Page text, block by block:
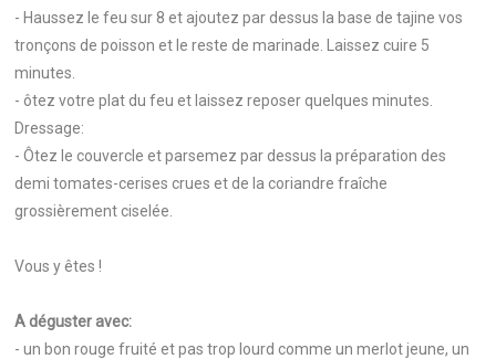
- Haussez le feu sur 8 et ajoutez par dessus la base de tajine vos
tronçons de poisson et le reste de marinade. Laissez cuire 5
minutes.
- ôtez votre plat du feu et laissez reposer quelques minutes.
Dressage:
- Ôtez le couvercle et parsemez par dessus la préparation des
demi tomates-cerises crues et de la coriandre fraîche
grossièrement ciselée.
Vous y êtes !
A déguster avec:
- un bon rouge fruité et pas trop lourd comme un merlot jeune, un